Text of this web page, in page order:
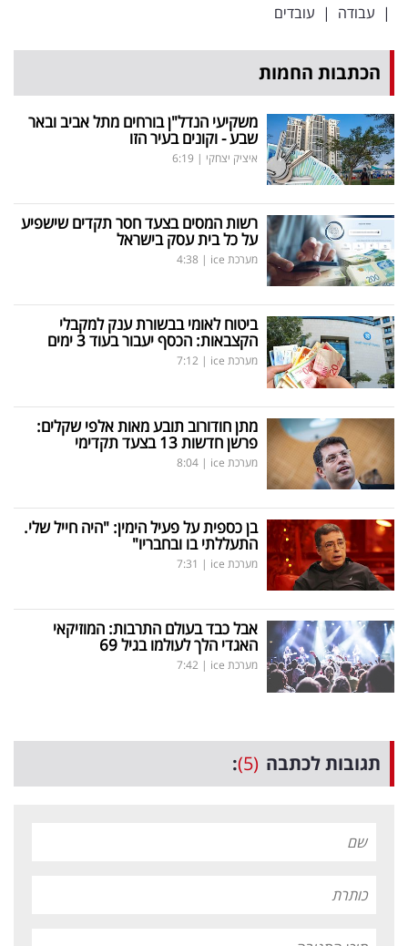
| עבודה | עובדים
הכתבות החמות
משקיעי הנדל"ן בורחים מתל אביב ובאר
שבע - וקונים בעיר הזו
איציק יצחקי |
6:19
רשות המסים בצעד חסר תקדים שישפיע
על כל בית עסק בישראל
מערכת ice |
4:38
ביטוח לאומי בבשורת ענק למקבלי
הקצבאות: הכסף יעבור בעוד 3 ימים
מערכת ice |
7:12
מתן חודורוב תובע מאות אלפי שקלים:
פרשן חדשות 13 בצעד תקדימי
מערכת ice |
8:04
בן כספית על פעיל הימין: "היה חייל שלי.
התעללתי בו ובחבריו"
מערכת ice |
7:31
אבל כבד בעולם התרבות: המוזיקאי
האגדי הלך לעולמו בגיל 69
מערכת ice |
7:42
תגובות לכתבה (5)
: